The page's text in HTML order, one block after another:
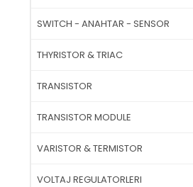
SWITCH - ANAHTAR - SENSOR
THYRISTOR & TRIAC
TRANSISTOR
TRANSISTOR MODULE
VARISTOR & TERMISTOR
VOLTAJ REGULATORLERI